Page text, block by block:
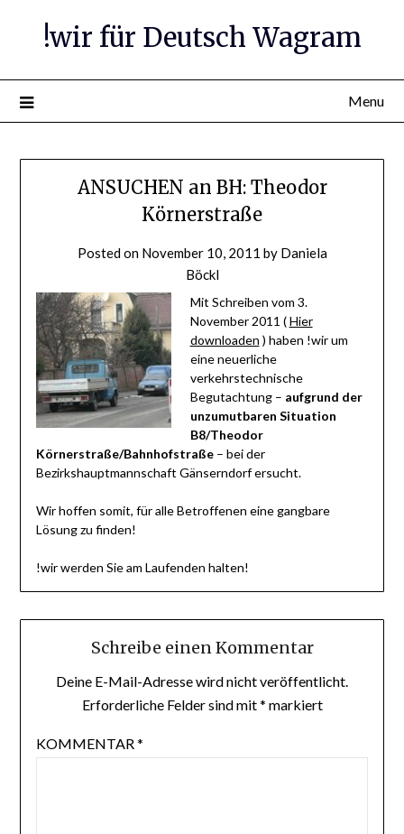
!wir für Deutsch Wagram
Menu
ANSUCHEN an BH: Theodor
Körnerstraße
Posted on November 10, 2011 by Daniela
Böckl
Mit Schreiben vom 3.
November 2011 (Hier
downloaden ) haben !wir um
eine neuerliche
verkehrstechnische
Begutachtung – aufgrund der
unzumutbaren Situation
B8/Theodor
Körnerstraße/Bahnhofstraße– bei der
Bezirkshauptmannschaft Gänserndorf ersucht.
Wir hoffen somit, für alle Betroffenen eine gangbare
Lösung zu finden!
!wir werden Sie am Laufenden halten!
Schreibe einen Kommentar
Deine E-Mail-Adresse wird nicht veröffentlicht.
Erforderliche Felder sind mit* markiert
KOMMENTAR*